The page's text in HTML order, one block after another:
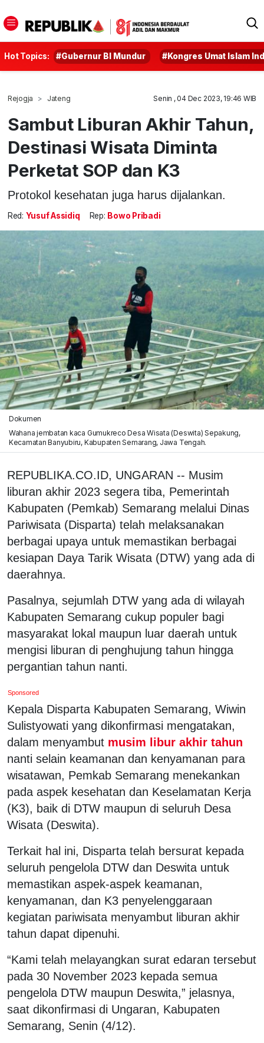
Hot Topics: #Gubernur BI Mundur #Kongres Umat Islam
Rejogja Jateng Senin , 04 Dec 2023, 19:46 WIB
Sambut Liburan Akhir Tahun,
Destinasi Wisata Diminta
Perketat SOP dan K3
Protokol kesehatan juga harus dijalankan.
Red: Yusuf Assidiq Rep: Bowo Pribadi
Dokumen
Wahana jembatan kaca Gumukreco Desa Wisata (Deswita) Sepakung,
Kecamatan Banyubiru, Kabupaten Semarang, Jawa Tengah.
REPUBLIKA.CO.ID, UNGARAN -- Musim
liburan akhir 2023 segera tiba, Pemerintah
Kabupaten (Pemkab) Semarang melalui Dinas
Pariwisata (Disparta) telah melaksanakan
berbagai upaya untuk memastikan berbagai
kesiapan Daya Tarik Wisata (DTW) yang ada di
daerahnya.
Pasalnya, sejumlah DTW yang ada di wilayah
Kabupaten Semarang cukup populer bagi
masyarakat lokal maupun luar daerah untuk
mengisi liburan di penghujung tahun hingga
pergantian tahun nanti.
Sponsored
Kepala Disparta Kabupaten Semarang, Wiwin
Sulistyowati yang dikonfirmasi mengatakan,
dalam menyambut musim libur akhir tahun
nanti selain keamanan dan kenyamanan para
wisatawan, Pemkab Semarang menekankan
pada aspek kesehatan dan Keselamatan Kerja
(K3), baik di DTW maupun di seluruh Desa
Wisata (Deswita).
Terkait hal ini, Disparta telah bersurat kepada
seluruh pengelola DTW dan Deswita untuk
memastikan aspek-aspek keamanan,
kenyamanan, dan K3 penyelenggaraan
kegiatan pariwisata menyambut liburan akhir
tahun dapat dipenuhi.
“Kami telah melayangkan surat edaran tersebut
pada 30 November 2023 kepada semua
pengelola DTW maupun Deswita,” jelasnya,
saat dikonfirmasi di Ungaran, Kabupaten
Semarang, Senin (4/12).